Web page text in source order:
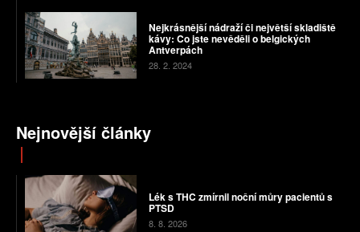
Nejkrásnější nádraží či největší skladiště
kávy: Co jste nevěděli o belgických
Antverpách
28. 2. 2024
Nejnovější články
Lék s THC zmírnil noční můry pacientů s
PTSD
8. 8. 2026